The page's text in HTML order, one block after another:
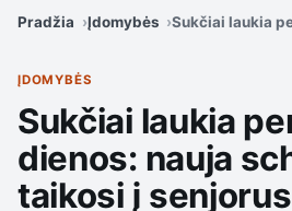
Pradžia Įdomybės Sukčiai laukia
ĮDOMYBĖS
Sukčiai laukia
dienos: nauja
taikosi į